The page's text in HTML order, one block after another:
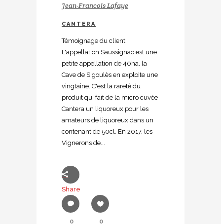
Jean-Francois Lafaye
CANTERA
Témoignage du client
L'appellation Saussignac est une
petite appellation de 40ha, la
Cave de Sigoulès en exploite une
vingtaine. C'est la rareté du
produit qui fait de la micro cuvée
Cantera un liquoreux pour les
amateurs de liquoreux dans un
contenant de 50cl. En 2017, les
Vignerons de...
Share
0 0